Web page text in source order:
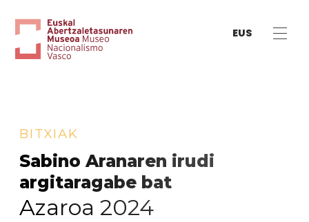
EUS
BITXIAK
Sabino Aranaren irudi
argitaragabe bat
Azaroa 2024